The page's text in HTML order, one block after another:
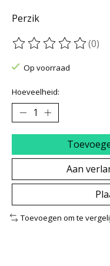
Perzik
De beoordeling van
(0)
Op voorraad
Hoeveelheid:
Aan
Toevoegen om te